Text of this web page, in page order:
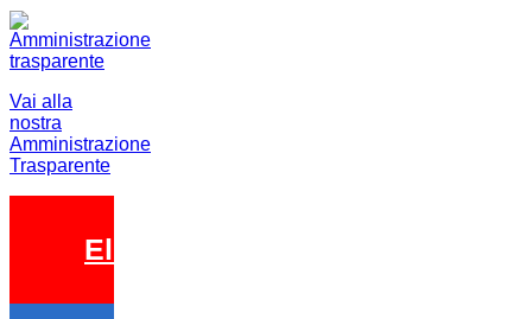
Vai alla
nostra
Amministrazione
Trasparente
Elezioni 2026